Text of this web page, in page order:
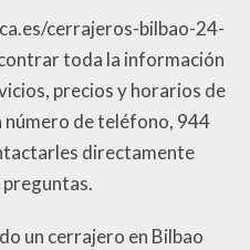
cerrajeros-bilbao-24-
toda la información
precios y horarios de
número de teléfono, 944
directamente
un cerrajero en Bilbao